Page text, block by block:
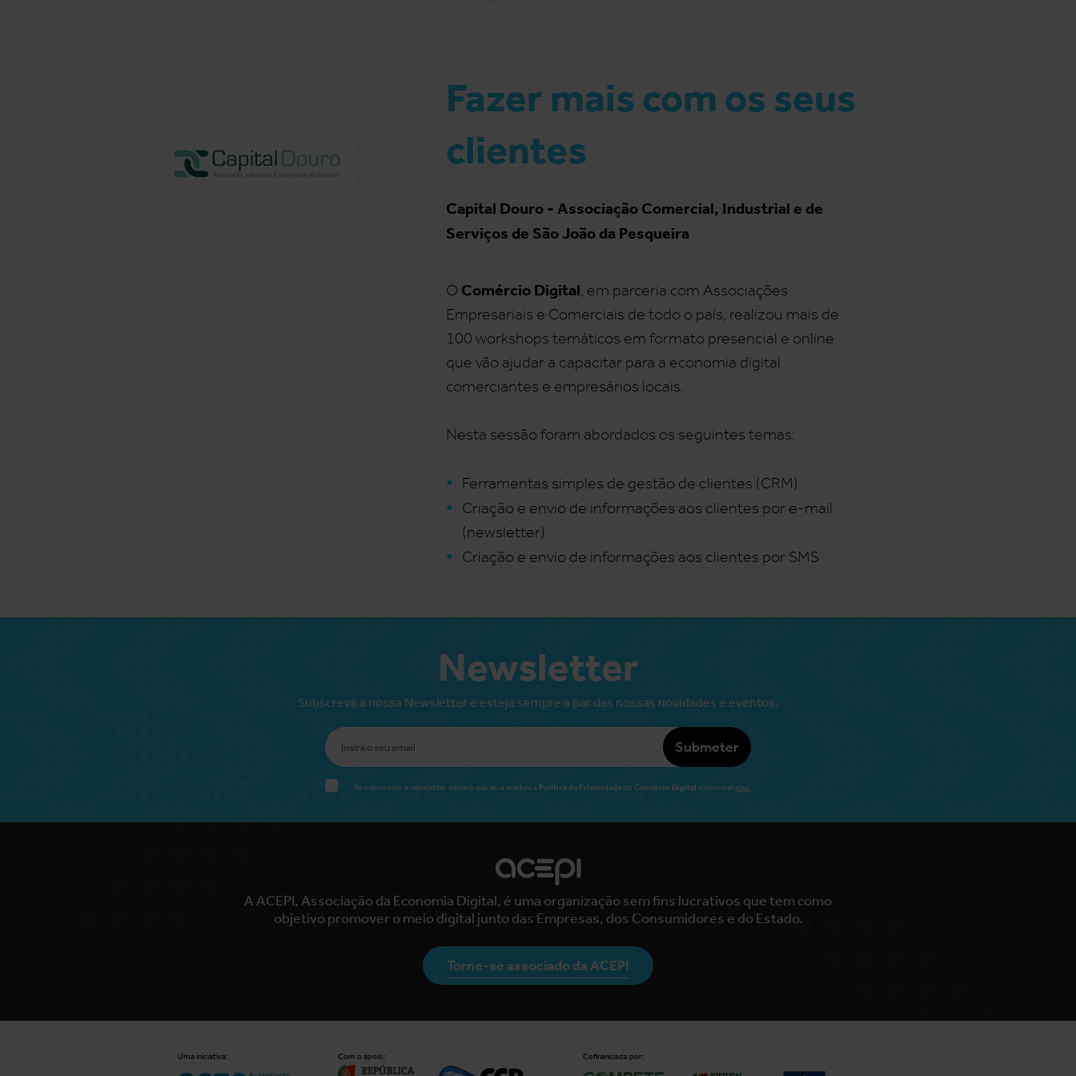
Fazer mais com os seus
clientes
Capital Douro - Associação Comercial, Industrial e de
Serviços de São João da Pesqueira
O Comércio Digital, em parceria com Associações
Empresariais e Comerciais de todo o país, realizou mais de
100 workshops temáticos em formato presencial e online
que vão ajudar a capacitar para a economia digital
comerciantes e empresários locais.
Nesta sessão foram abordados os seguintes temas:
Ferramentas simples de gestão de clientes (CRM)
Criação e envio de informações aos clientes por e-mail
(newsletter)
Criação e envio de informações aos clientes por SMS
Newsletter
Subscreva a nossa Newsletter e esteja sempre a par das nossas novidades e eventos.
Submeter
Ao subscrever a newsletter declara que leu e aceitou a Política de Privacidadedo Comércio Digital disponívelaqui.
A ACEPI, Associação da Economia Digital, é uma organização sem fins lucrativos que tem como
objetivo promover o meio digital junto das Empresas, dos Consumidores e do Estado.
Torne-se associado da ACEPI
Uma iniciativa: Com o apoio: Cofinanciada por: